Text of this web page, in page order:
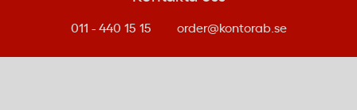
011 - 440 15 15 order@kontorab.se